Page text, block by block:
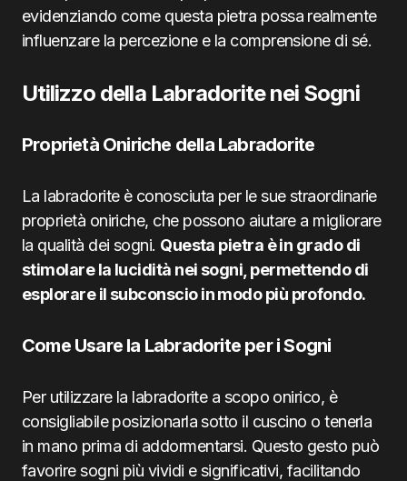
evidenziando come questa pietra possa realmente
influenzare la percezione e la comprensione di sé.
Utilizzo della Labradorite nei Sogni
Proprietà Oniriche della Labradorite
La labradorite è conosciuta per le sue straordinarie
proprietà oniriche, che possono aiutare a migliorare
la qualità dei sogni. Questa pietra è in grado di
stimolare la lucidità nei sogni, permettendo di
esplorare il subconscio in modo più profondo.
Come Usare la Labradorite per i Sogni
Per utilizzare la labradorite a scopo onirico, è
consigliabile posizionarla sotto il cuscino o tenerla
in mano prima di addormentarsi. Questo gesto può
favorire sogni più vividi e significativi, facilitando